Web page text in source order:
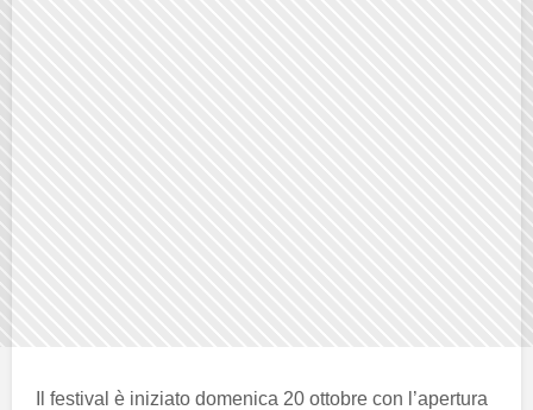
Il festival è iniziato domenica 20 ottobre con l’apertura